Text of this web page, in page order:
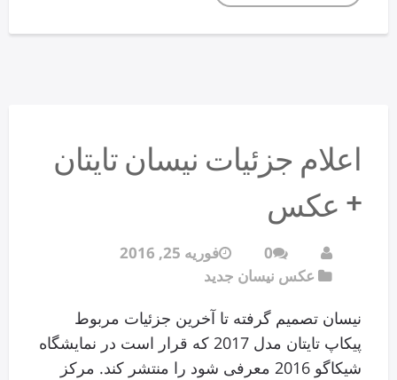
اعلام جزئیات نیسان تایتان
+ عکس
0
فوریه 25, 2016
عکس نیسان جدید
نیسان تصمیم گرفته تا آخرین جزئیات مربوط
پیکاپ تایتان مدل 2017 که قرار است در نمایشگاه
شیکاگو 2016 معرفی شود را منتشر کند. مرکز